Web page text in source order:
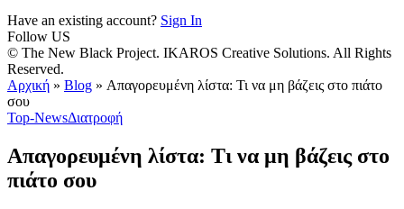
Have an existing account? Sign In
Follow US
© The New Black Project. IKAROS Creative Solutions. All Rights
Reserved.
Αρχική » Blog » Απαγορευμένη λίστα: Τι να μη βάζεις στο πιάτο
σου
Top-NewsΔιατροφή
Απαγορευμένη λίστα: Τι να μη βάζεις στο
πιάτο σου